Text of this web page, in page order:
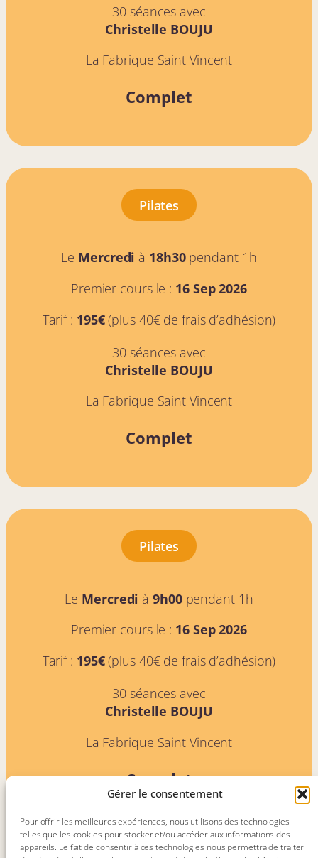
Gérer le consentement
Pour offrir les meilleures expériences, nous utilisons des technologies
telles que les cookies pour stocker et/ou accéder aux informations des
appareils. Le fait de consentir à ces technologies nous permettra de traiter
30 séances avec
Christelle BOUJU
La Fabrique Saint Vincent
Complet
Pilates
Le Mercredi à 18h30pendant 1h
Premier cours le : 16 Sep 2026
Tarif : 195€(plus 40€ de frais d’adhésion)
30 séances avec
Christelle BOUJU
La Fabrique Saint Vincent
Complet
Pilates
Le Mercredi à9h00pendant 1h
Premier cours le : 16 Sep 2026
Tarif : 195€(plus 40€ de frais d’adhésion)
30 séances avec
Christelle BOUJU
La Fabrique Saint Vincent
Complet